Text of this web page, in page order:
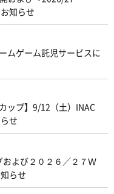
知らせ
ムゲーム託児サービスに
ップ】9/12（土）INAC
せ
および２０２６／２７Ｗ
らせ